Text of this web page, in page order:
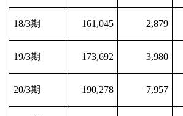
18/3期 161,045 2,879
19/3期 173,692 3,980
20/3期 190,278 7,957